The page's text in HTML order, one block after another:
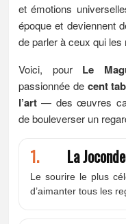
et émotions
époque et deviennent
de parler à ceux qui
Voici, pour Le
passionnée de cent
l’art — des œuvres
de bouleverser un
1. La
Le sourire le plus
d’aimanter tous les